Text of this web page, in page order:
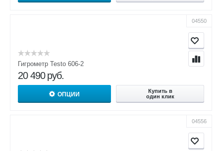
04550
Гигрометр Testo 606-2
20 490 руб.
ОПЦИИ
Купить в
один клик
04556